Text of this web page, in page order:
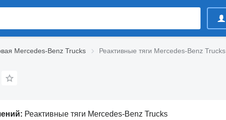
Mercedes-Benz Trucks Реактивные тяги Mercedes-Benz Trucks
Реактивные тяги Mercedes-Benz Trucks